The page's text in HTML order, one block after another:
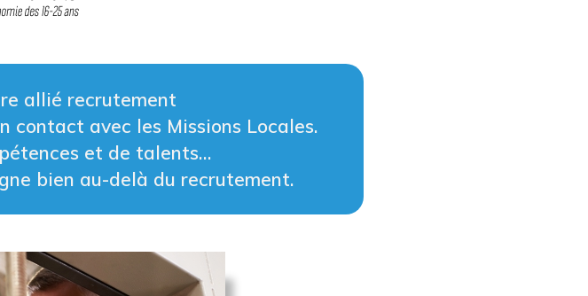
allié recrutement
contact avec les Missions Locales.
et de talents…
bien au-delà du recrutement.